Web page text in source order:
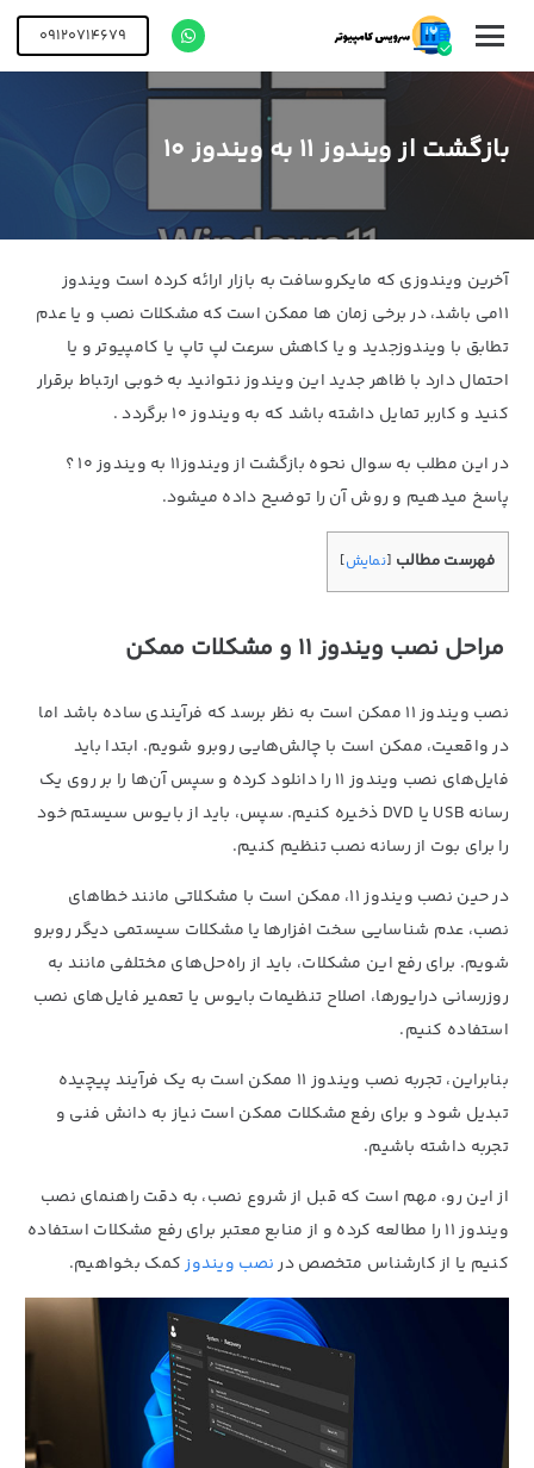
09120714679
بازگشت از ویندوز 11 به ویندوز 10
آخرین ویندوزی که مایکروسافت به بازار ارائه کرده است ویندوز
11می باشد، در برخی زمان ها ممکن است که مشکلات نصب و یا عدم
تطابق با ویندوزجدید و یا کاهش سرعت لپ تاپ یا کامپیوتر و یا
احتمال دارد با ظاهر جدید این ویندوز نتوانید به خوبی ارتباط برقرار
کنید و کاربر تمایل داشته باشد که به ویندوز 10 برگردد .
در این مطلب به سوال نحوه بازگشت از ویندوز11 به ویندوز 10 ؟
پاسخ میدهیم و روش آن را توضیح داده میشود.
فهرست مطالب [نمایش]
مراحل نصب ویندوز 11 و مشکلات ممکن
نصب ویندوز 11 ممکن است به نظر برسد که فرآیندی ساده باشد اما
در واقعیت، ممکن است با چالش‌هایی روبرو شویم. ابتدا باید
فایل‌های نصب ویندوز 11 را دانلود کرده و سپس آن‌ها را بر روی یک
رسانه USB یا DVD ذخیره کنیم. سپس، باید از بایوس سیستم خود
را برای بوت از رسانه نصب تنظیم کنیم.
در حین نصب ویندوز 11، ممکن است با مشکلاتی مانند خطاهای
نصب، عدم شناسایی سخت افزارها یا مشکلات سیستمی دیگر روبرو
شویم. برای رفع این مشکلات، باید از راه‌حل‌های مختلفی مانند به
روزرسانی درایورها، اصلاح تنظیمات بایوس یا تعمیر فایل‌های نصب
استفاده کنیم.
بنابراین، تجربه نصب ویندوز 11 ممکن است به یک فرآیند پیچیده
تبدیل شود و برای رفع مشکلات ممکن است نیاز به دانش فنی و
تجربه داشته باشیم.
از این رو، مهم است که قبل از شروع نصب، به دقت راهنمای نصب
ویندوز 11 را مطالعه کرده و از منابع معتبر برای رفع مشکلات استفاده
کنیم یا از کارشناس متخصص درنصب ویندوزکمک بخواهیم.